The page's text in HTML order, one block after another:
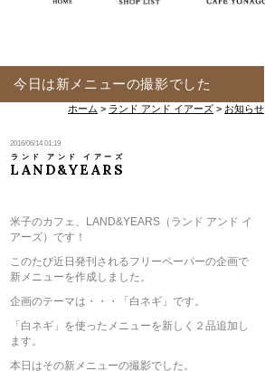
今日は新メニューの撮影でした
ホーム > ランド アンド イアーズ > お知らせ
2016/06/14 01:19
LAND&YEARS
ランド アンド イアーズ
米子のカフェ、LAND&YEARS（ランド アンド イ
アーズ）です！
このたび近日発刊されるフリーペーパーの企画で
新メニューを作成しました。
企画のテーマは・・・「白ネギ」です。
「白ネギ」を使ったメニューを新しく２品追加し
ます。
本日はその新メニューの撮影でした。